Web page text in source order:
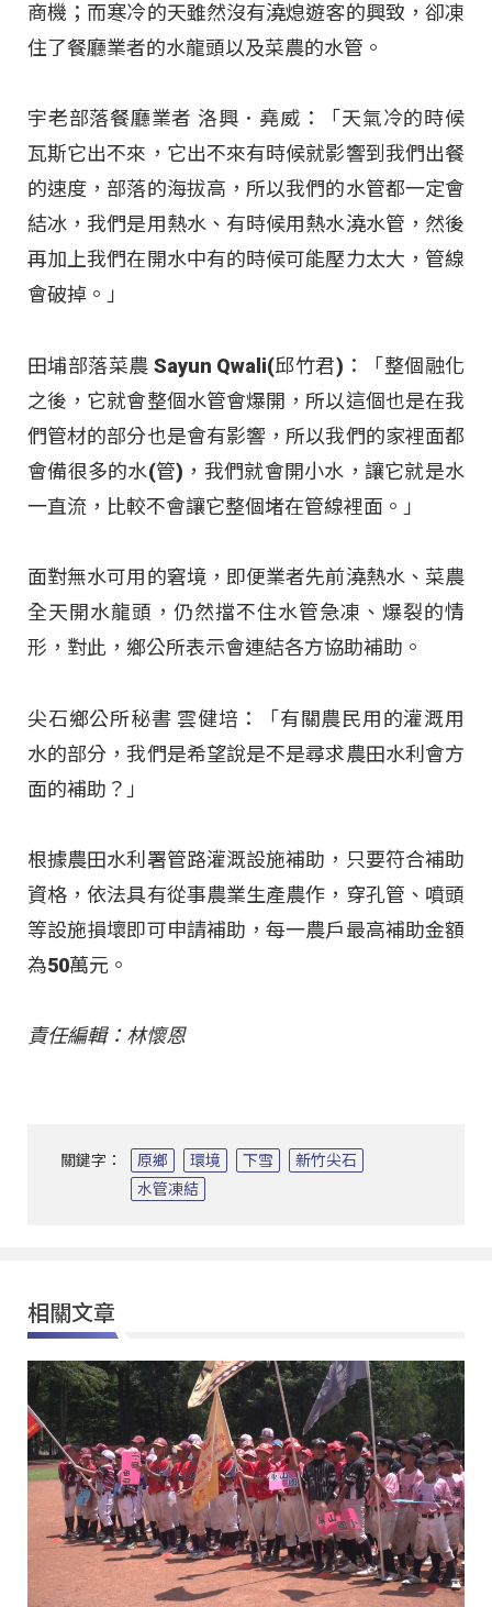
商機；而寒冷的天雖然沒有澆熄遊客的興致，卻凍
住了餐廳業者的水龍頭以及菜農的水管。
宇老部落餐廳業者 洛興．堯威：「天氣冷的時候
瓦斯它出不來，它出不來有時候就影響到我們出餐
的速度，部落的海拔高，所以我們的水管都一定會
結冰，我們是用熱水、有時候用熱水澆水管，然後
再加上我們在開水中有的時候可能壓力太大，管線
會破掉。」
田埔部落菜農 Sayun Qwali(邱竹君)：「整個融化
之後，它就會整個水管會爆開，所以這個也是在我
們管材的部分也是會有影響，所以我們的家裡面都
會備很多的水(管)，我們就會開小水，讓它就是水
一直流，比較不會讓它整個堵在管線裡面。」
面對無水可用的窘境，即便業者先前澆熱水、菜農
全天開水龍頭，仍然擋不住水管急凍、爆裂的情
形，對此，鄉公所表示會連結各方協助補助。
尖石鄉公所秘書 雲健培：「有關農民用的灌溉用
水的部分，我們是希望說是不是尋求農田水利會方
面的補助？」
根據農田水利署管路灌溉設施補助，只要符合補助
資格，依法具有從事農業生產農作，穿孔管、噴頭
等設施損壞即可申請補助，每一農戶最高補助金額
為50萬元。
責任編輯：林懷恩
關鍵字： 原鄉 環境 下雪
新竹尖石
水管凍結
相關文章